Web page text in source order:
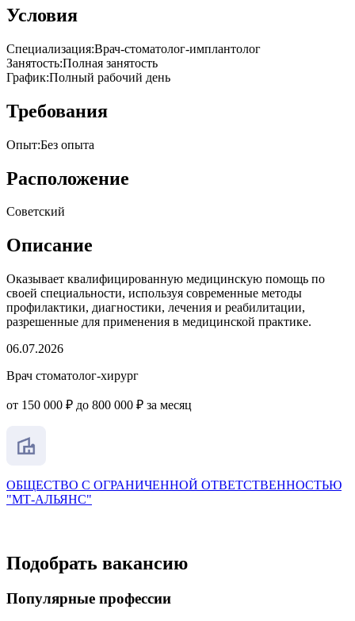
Условия
Специализация:Врач-стоматолог-имплантолог
Занятость:Полная занятость
График:Полный рабочий день
Требования
Опыт:Без опыта
Расположение
Советский
Описание
Оказывает квалифицированную медицинскую помощь по
своей специальности, используя современные методы
профилактики, диагностики, лечения и реабилитации,
разрешенные для применения в медицинской практике.
06.07.2026
Врач стоматолог-хирург
от 150 000 ₽ до 800 000 ₽ за месяц
ОБЩЕСТВО С ОГРАНИЧЕННОЙ ОТВЕТСТВЕННОСТЬЮ
"МТ-АЛЬЯНС"
Подобрать вакансию
Популярные профессии